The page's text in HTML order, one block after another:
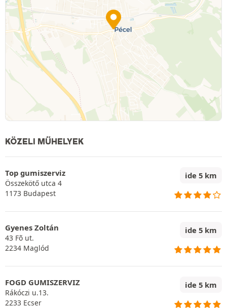
KÖZELI MŰHELYEK
Top gumiszerviz
Összekötő utca 4
1173 Budapest
ide 5 km
Gyenes Zoltán
43 Fõ ut.
2234 Maglód
ide 5 km
FOGD GUMISZERVIZ
Rákóczi u.13.
2233 Ecser
ide 5 km